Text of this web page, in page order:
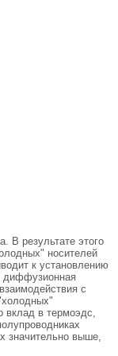
В результате этого
носителей
к установлению
диффузионная
с
вклад в термоэдс,
значительно выше,